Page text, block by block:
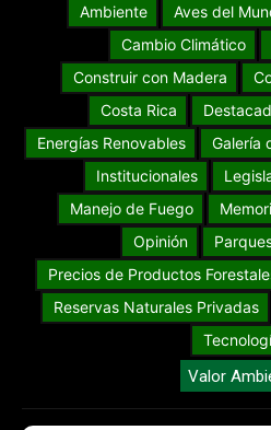
Ambiente
Aves del
Cambio Climático
Construir con Madera
Costa Rica
Energías Renovables
Galería
Institucionales
Manejo de Fuego
Opinión
Precios de Productos
Reservas Naturales Privadas
Valor